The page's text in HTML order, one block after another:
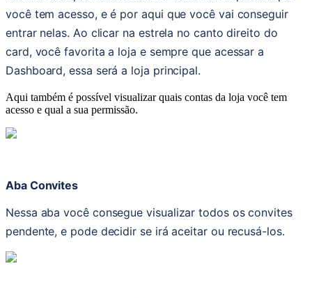
você tem acesso, e é por aqui que você vai conseguir
entrar nelas. Ao clicar na estrela no canto direito do
card, você favorita a loja e sempre que acessar a
Dashboard, essa será a loja principal.
Aqui também é possível visualizar quais contas da loja você tem
acesso e qual a sua permissão.
Aba Convites
Nessa aba você consegue visualizar todos os convites
pendente, e pode decidir se irá aceitar ou recusá-los.